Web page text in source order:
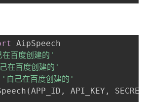
AipSpeech
百度创建的'
在百度创建的'
'自己在百度创建的'
(APP_ID , API_KEY ,